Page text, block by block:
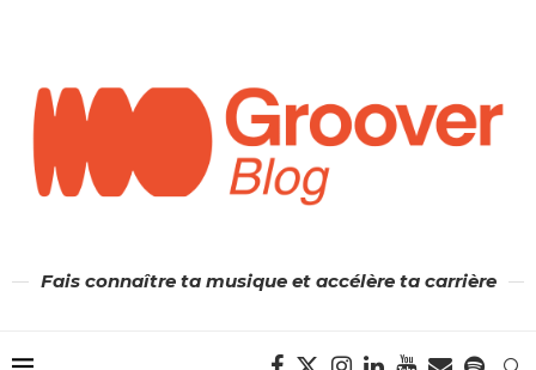
Fais connaître ta musique et accélère ta carrière